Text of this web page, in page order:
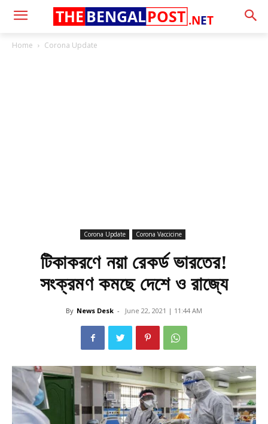
.NET
THE BENGALPOST
Home Corona Update
Corona Update Corona Vaccicine
টিকাকরণে নয়া রেকর্ড ভারতের!
সংক্রমণ কমছে দেশে ও রাজ্যে
By News Desk - June 22, 2021 | 11:44 AM